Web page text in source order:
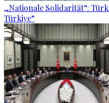
„Nationale Solidarität“:
Türkiye“